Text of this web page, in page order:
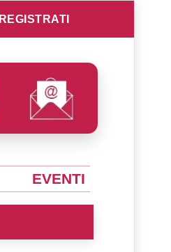
REGISTRATI
EVENTI